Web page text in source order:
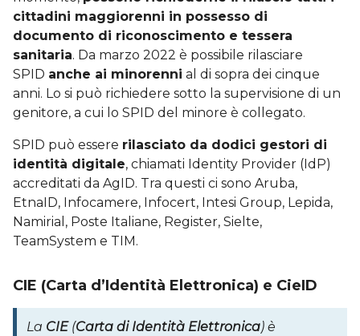
cittadini maggiorenni in possesso di
documento di riconoscimento e tessera
sanitaria. Da marzo 2022 è possibile rilasciare
SPID anche ai minorenni al di sopra dei cinque
anni. Lo si può richiedere sotto la supervisione di un
genitore, a cui lo SPID del minore è collegato.
SPID può essere rilasciato da dodici gestori di
identità digitale, chiamati Identity Provider (IdP)
accreditati da AgID. Tra questi ci sono Aruba,
EtnaID, Infocamere, Infocert, Intesi Group, Lepida,
Namirial, Poste Italiane, Register, Sielte,
TeamSystem e TIM.
CIE (Carta d’Identità Elettronica) e CieID
La CIE(Carta di Identità Elettronica) è